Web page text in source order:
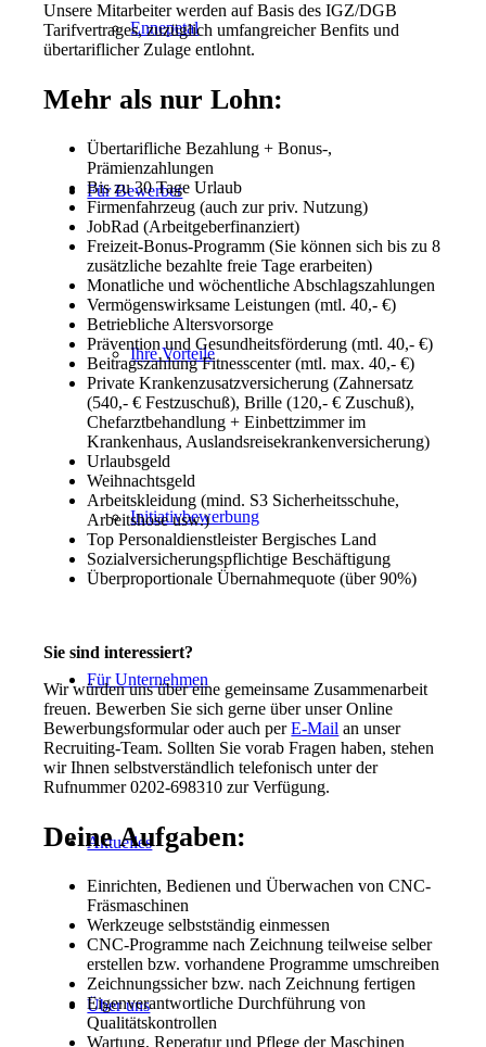
Ennepetal
Für Bewerber
Ihre Vorteile
Initiativbewerbung
Für Unternehmen
Aktuelles
Über uns
Unsere Mitarbeiter werden auf Basis des IGZ/DGB
Tarifvertrages, zuzüglich umfangreicher Benfits und
übertariflicher Zulage entlohnt.
Mehr als nur Lohn:
Übertarifliche Bezahlung + Bonus-,
Prämienzahlungen
Bis zu 30 Tage Urlaub
Firmenfahrzeug (auch zur priv. Nutzung)
JobRad (Arbeitgeberfinanziert)
Freizeit-Bonus-Programm (Sie können sich bis zu 8
zusätzliche bezahlte freie Tage erarbeiten)
Monatliche und wöchentliche Abschlagszahlungen
Vermögenswirksame Leistungen (mtl. 40,- €)
Betriebliche Altersvorsorge
Prävention und Gesundheitsförderung (mtl. 40,- €)
Beitragszahlung Fitnesscenter (mtl. max. 40,- €)
Private Krankenzusatzversicherung (Zahnersatz
(540,- € Festzuschuß), Brille (120,- € Zuschuß),
Chefarztbehandlung + Einbettzimmer im
Krankenhaus, Auslandsreisekrankenversicherung)
Urlaubsgeld
Weihnachtsgeld
Arbeitskleidung (mind. S3 Sicherheitsschuhe,
Arbeitshose usw.)
Top Personaldienstleister Bergisches Land
Sozialversicherungspflichtige Beschäftigung
Überproportionale Übernahmequote (über 90%)
Sie sind interessiert?
Wir würden uns über eine gemeinsame Zusammenarbeit
freuen. Bewerben Sie sich gerne über unser Online
Bewerbungsformular oder auch perE-Mail an unser
Recruiting-Team. Sollten Sie vorab Fragen haben, stehen
wir Ihnen selbstverständlich telefonisch unter der
Rufnummer 0202-698310 zur Verfügung.
Deine Aufgaben:
Einrichten, Bedienen und Überwachen von CNC-
Fräsmaschinen
Werkzeuge selbstständig einmessen
CNC-Programme nach Zeichnung teilweise selber
erstellen bzw. vorhandene Programme umschreiben
Zeichnungssicher bzw. nach Zeichnung fertigen
Eigenverantwortliche Durchführung von
Qualitätskontrollen
Wartung, Reperatur und Pflege der Maschinen